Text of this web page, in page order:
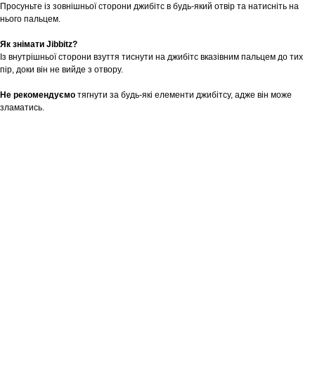
Просуньте із зовнішньої сторони джибітс в будь-який отвір та натисніть на
нього пальцем.
Як знімати Jibbitz?
Із внутрішньої сторони взуття тиснути на джибітс вказівним пальцем до тих
пір, доки він не вийде з отвору.
Не рекомендуємо тягнути за будь-які елементи джибітсу, адже він може
зламатись.